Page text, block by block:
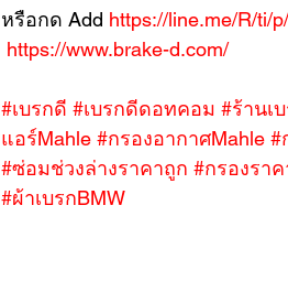
หรือกด Add https://line.me/R/ti/
https://www.brake-d.com/
#เบรกดี #เบรกดีดอทคอม #ร้านเ
แอร์Mahle #กรองอากาศMahle #
#ซ่อมช่วงล่างราคาถูก #กรองรา
#ผ้าเบรกBMW